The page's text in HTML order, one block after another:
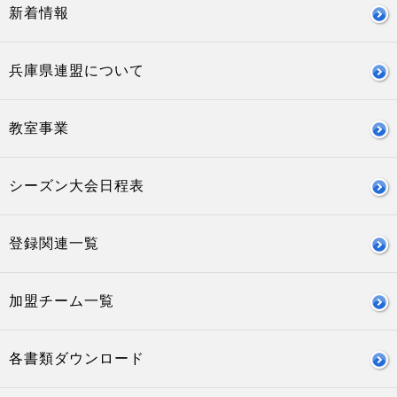
新着情報
兵庫県連盟について
教室事業
シーズン大会日程表
登録関連一覧
加盟チーム一覧
各書類ダウンロード